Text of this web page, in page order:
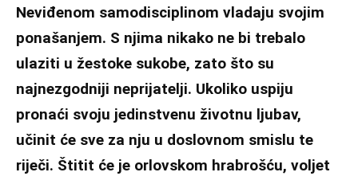
Neviđenom samodisciplinom vladaju svojim
ponašanjem. S njima nikako ne bi trebalo
ulaziti u žestoke sukobe, zato što su
najnezgodniji neprijatelji. Ukoliko uspiju
pronaći svoju jedinstvenu životnu ljubav,
učinit će sve za nju u doslovnom smislu te
riječi. Štitit će je orlovskom hrabrošću, voljet